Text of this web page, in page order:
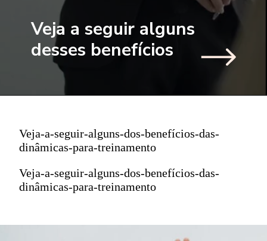
Veja a seguir alguns
desses benefícios
Veja-a-seguir-alguns-dos-benefícios-das-
dinâmicas-para-treinamento
Veja-a-seguir-alguns-dos-benefícios-das-
dinâmicas-para-treinamento